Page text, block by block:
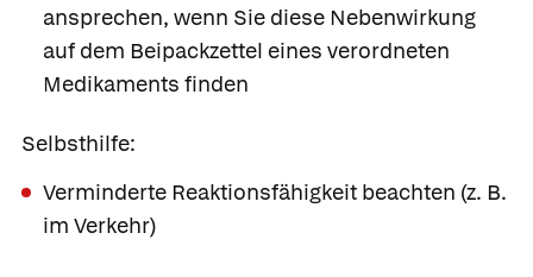
ansprechen, wenn Sie diese Nebenwirkung
auf dem Beipackzettel eines verordneten
Medikaments finden
Selbsthilfe:
Verminderte Reaktionsfähigkeit beachten (z. B.
im Verkehr)